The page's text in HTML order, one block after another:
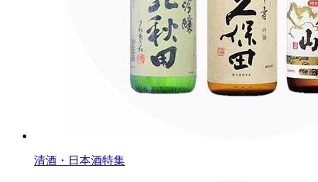
清酒・日本酒特集